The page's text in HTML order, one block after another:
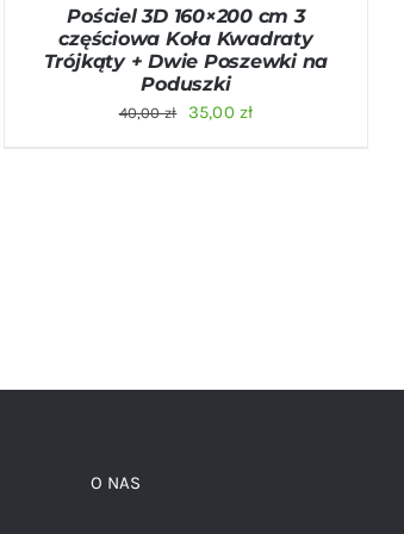
Pościel 3D 160×200 cm 3
częściowa Koła Kwadraty
Trójkąty + Dwie Poszewki na
Poduszki
40,00zł
Pierwotna
35,00 złAktualna
O NAS